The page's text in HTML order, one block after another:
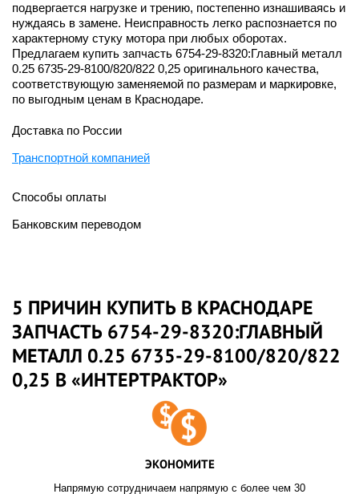
подвергается нагрузке и трению, постепенно изнашиваясь и
нуждаясь в замене. Неисправность легко распознается по
характерному стуку мотора при любых оборотах.
Предлагаем купить запчасть 6754-29-8320:Главный металл
0.25 6735-29-8100/820/822 0,25 оригинального качества,
соответствующую заменяемой по размерам и маркировке,
по выгодным ценам в Краснодаре.
Доставка по России
Транспортной компанией
Способы оплаты
Банковским переводом
5 ПРИЧИН КУПИТЬ В КРАСНОДАРЕ
ЗАПЧАСТЬ 6754-29-8320:ГЛАВНЫЙ
МЕТАЛЛ 0.25 6735-29-8100/820/822
0,25 В «ИНТЕРТРАКТОР»
ЭКОНОМИТЕ
Напрямую сотрудничаем напрямую с более чем 30